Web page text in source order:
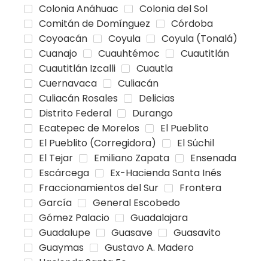
Colonia Anáhuac
Colonia del Sol
Comitán de Domínguez
Córdoba
Coyoacán
Coyula
Coyula (Tonalá)
Cuanajo
Cuauhtémoc
Cuautitlán
Cuautitlán Izcalli
Cuautla
Cuernavaca
Culiacán
Culiacán Rosales
Delicias
Distrito Federal
Durango
Ecatepec de Morelos
El Pueblito
El Pueblito (Corregidora)
El Súchil
El Tejar
Emiliano Zapata
Ensenada
Escárcega
Ex-Hacienda Santa Inés
Fraccionamientos del Sur
Frontera
García
General Escobedo
Gómez Palacio
Guadalajara
Guadalupe
Guasave
Guasavito
Guaymas
Gustavo A. Madero